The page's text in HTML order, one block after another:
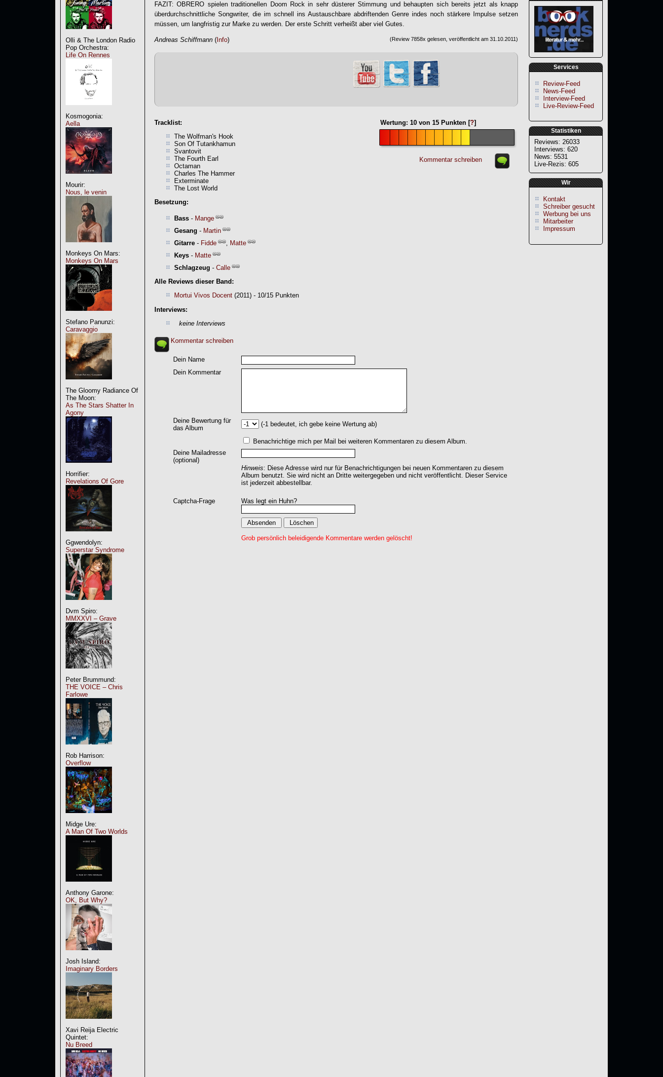
Olli & The London Radio
Pop Orchestra:
Life On Rennes
Kosmogonia:
Aella
Mourir:
Nous, le venin
Monkeys On Mars:
Monkeys On Mars
Stefano Panunzi:
Caravaggio
The Gloomy Radiance Of
The Moon:
As The Stars Shatter In
Agony
Horrifier:
Revelations Of Gore
Ggwendolyn:
Superstar Syndrome
Dvm Spiro:
MMXXVI – Grave
Peter Brummund:
THE VOICE – Chris
Farlowe
Rob Harrison:
Overflow
Midge Ure:
A Man Of Two Worlds
Anthony Garone:
OK, But Why?
Josh Island:
Imaginary Borders
Xavi Reija Electric
Quintet:
Nu Breed
Services
Review-Feed
News-Feed
Interview-Feed
Live-Review-Feed
Statistiken
Reviews: 26033
Interviews: 620
News: 5531
Live-Rezis: 605
Wir
Kontakt
Schreiber gesucht
Werbung bei uns
Mitarbeiter
Impressum
FAZIT:OBRERO spielen traditionellen Doom Rock in sehr düsterer Stimmung und behaupten sich bereits jetzt als knapp
überdurchschnittliche Songwriter, die im schnell ins Austauschbare abdriftenden Genre indes noch stärkere Impulse setzen
müssen, um langfristig zur Marke zu werden. Der erste Schritt verheißt aber viel Gutes.
Andreas Schiffmann (Info) (Review 7858x gelesen, veröffentlicht am 31.10.2011)
Wertung: 10 von 15 Punkten [?]
Kommentar schreiben
Tracklist:
The Wolfman's Hook
Son Of Tutankhamun
Svantovit
The Fourth Earl
Octaman
Charles The Hammer
Exterminate
The Lost World
Besetzung:
Bass - Mange
Gesang - Martin
Gitarre - Fidde
Matte
Keys - Matte
Schlagzeug - Calle
Alle Reviews dieser Band:
Mortui Vivos Docent (2011) - 10/15 Punkten
Interviews:
keine Interviews
Kommentar schreiben
Dein Name
Dein Kommentar
Deine Bewertung für
das Album
(-1 bedeutet, ich gebe keine Wertung ab)
Benachrichtige mich per Mail bei weiteren Kommentaren zu diesem Album.
Deine Mailadresse
(optional)
Hinweis: Diese Adresse wird nur für Benachrichtigungen bei neuen Kommentaren zu diesem
Album benutzt. Sie wird nicht an Dritte weitergegeben und nicht veröffentlicht. Dieser Service
ist jederzeit abbestellbar.
Captcha-Frage Was legt ein Huhn?
Grob persönlich beleidigende Kommentare werden gelöscht!